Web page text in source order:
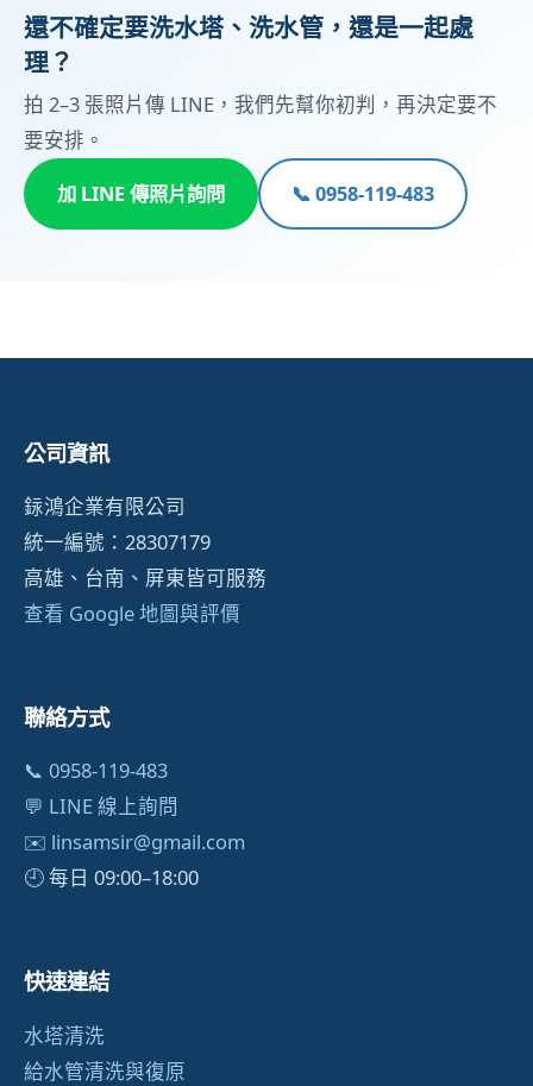
還不確定要洗水塔、洗水管，還是一起處
理？
拍 2–3 張照片傳 LINE，我們先幫你初判，再決定要不
要安排。
加 LINE 傳照片詢問 📞 0958-119-483
公司資訊
銢鴻企業有限公司
統一編號：28307179
高雄、台南、屏東皆可服務
查看 Google 地圖與評價
聯絡方式
📞 0958-119-483
💬 LINE 線上詢問
✉️ linsamsir@gmail.com
🕘 每日 09:00–18:00
快速連結
水塔清洗
給水管清洗與復原